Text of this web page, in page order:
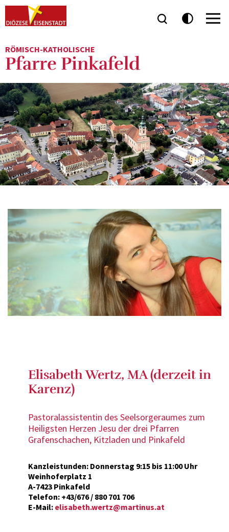
RÖMISCH-KATHOLISCHE
Pfarre Pinkafeld
Elisabeth Wertz, MA (derzeit in
Karenz)
Pastoralassistentin des Seelsorgeraumes zum
Heiligsten Herzen Jesu der drei Pfarren
Grafenschachen, Kitzladen und Pinkafeld
Kanzleistunden: Donnerstag 9:15 bis 11:00 Uhr
Weinhoferplatz 1
A-7423 Pinkafeld
Telefon: +43/676 / 880 701 706
E-Mail: elisabeth.wertz@martinus.at